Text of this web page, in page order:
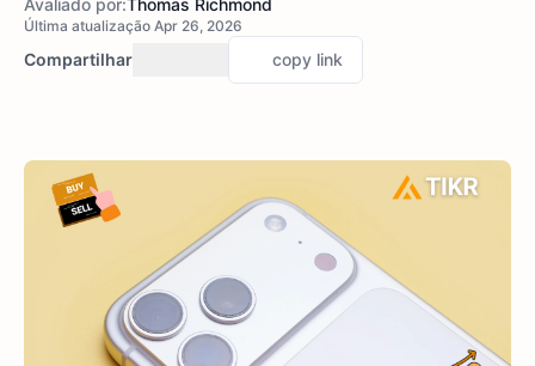
Avaliado por:Thomas Richmond
Última atualização Apr 26, 2026
Compartilhar copy link